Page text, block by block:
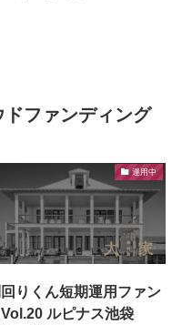
ドファンディング
運用中
りくん短期運用ファン
Vol.20 ルピナス池袋